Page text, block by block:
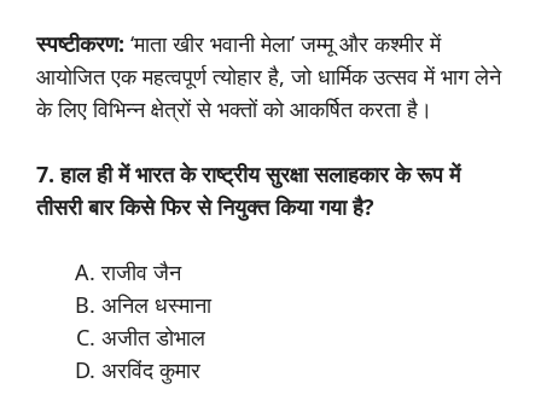
स्पष्टीकरण: ‘माता खीर भवानी मेला’ जम्मू और कश्मीर में
आयोजित एक महत्वपूर्ण त्योहार है, जो धार्मिक उत्सव में भाग लेने
के लिए विभिन्न क्षेत्रों से भक्तों को आकर्षित करता है।
7. हाल ही में भारत के राष्ट्रीय सुरक्षा सलाहकार के रूप में
तीसरी बार किसे फिर से नियुक्त किया गया है?
राजीव जैन
अनिल धस्माना
अजीत डोभाल
अरविंद कुमार